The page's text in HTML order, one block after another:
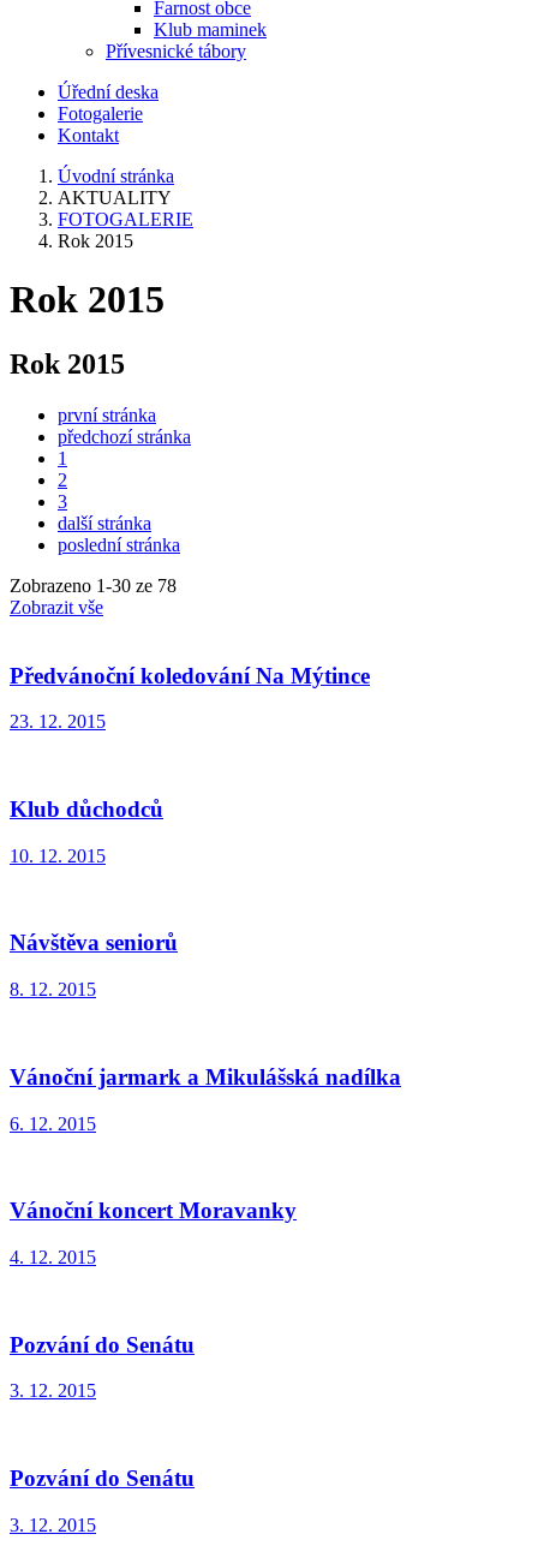
Farnost obce
Klub maminek
Přívesnické tábory
Úřední deska
Fotogalerie
Kontakt
Úvodní stránka
AKTUALITY
FOTOGALERIE
Rok 2015
Rok 2015
Rok 2015
první stránka
předchozí stránka
1
2
3
další stránka
poslední stránka
Zobrazeno 1-30 ze 78
Zobrazit vše
Předvánoční koledování Na Mýtince
23. 12. 2015
Klub důchodců
10. 12. 2015
Návštěva seniorů
8. 12. 2015
Vánoční jarmark a Mikulášská nadílka
6. 12. 2015
Vánoční koncert Moravanky
4. 12. 2015
Pozvání do Senátu
3. 12. 2015
Pozvání do Senátu
3. 12. 2015